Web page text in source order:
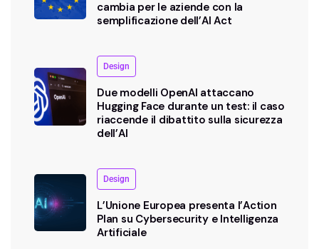
cambia per le aziende con la
semplificazione dell’AI Act
Design
Due modelli OpenAI attaccano
Hugging Face durante un test: il caso
riaccende il dibattito sulla sicurezza
dell’AI
Design
L’Unione Europea presenta l’Action
Plan su Cybersecurity e Intelligenza
Artificiale